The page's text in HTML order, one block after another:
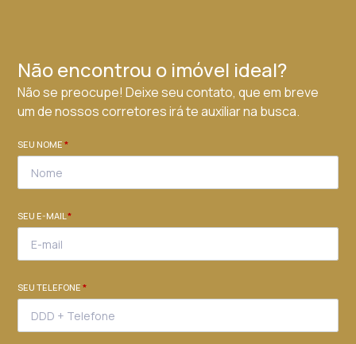
Não encontrou o imóvel ideal?
Não se preocupe! Deixe seu contato, que em breve
um de nossos corretores irá te auxiliar na busca.
SEU NOME*
SEU E-MAIL*
SEU TELEFONE*